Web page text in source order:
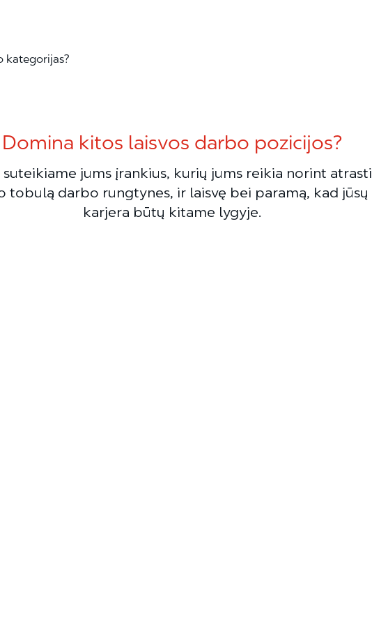
kategorijas?
Domina kitos laisvos darbo pozicijos?
suteikiame jums įrankius, kurių jums reikia norint atrasti
tobulą darbo rungtynes, ir laisvę bei paramą, kad jūsų
karjera būtų kitame lygyje.